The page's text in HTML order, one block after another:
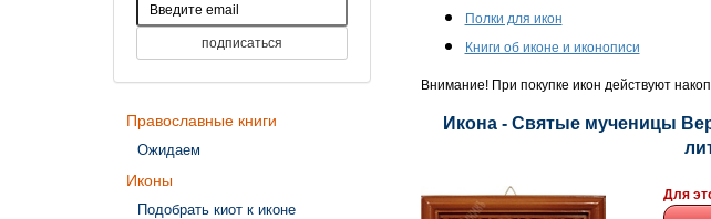
Православные книги
Ожидаем
Иконы
Подобрать киот к иконе
Полки для икон
Книги об иконе и иконописи
Внимание! При покупке икон действуют
Икона - Святые мученицы
Для